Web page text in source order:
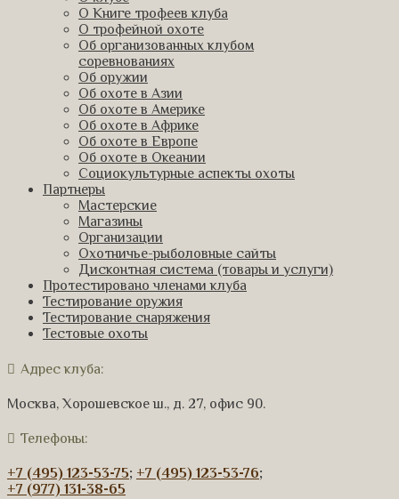
О Книге трофеев клуба
О трофейной охоте
Об организованных клубом
соревнованиях
Об оружии
Об охоте в Азии
Об охоте в Америке
Об охоте в Африке
Об охоте в Европе
Об охоте в Океании
Социокультурные аспекты охоты
Партнеры
Мастерские
Магазины
Организации
Охотничье-рыболовные сайты
Дисконтная система (товары и услуги)
Протестировано членами клуба
Тестирование оружия
Тестирование снаряжения
Тестовые охоты
Адрес клуба:
Москва, Хорошевское ш., д. 27, офис 90.
Телефоны:
+7 (495) 123-53-75; +7 (495) 123-53-76;
+7 (977) 131-38-65